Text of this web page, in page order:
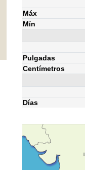
Máx
Mín
Pulgadas
Centímetros
Días